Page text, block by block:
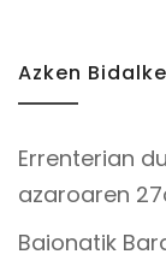
Azken
Errenterian
azaroaren
Baionatik